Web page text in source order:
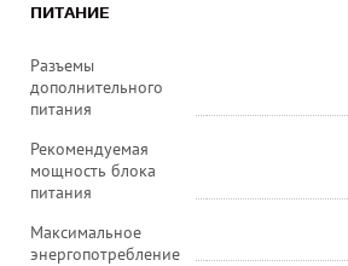
ПИТАНИЕ
Разъемы
дополнительного
питания
Рекомендуемая
мощность блока
питания
Максимальное
энергопотребление